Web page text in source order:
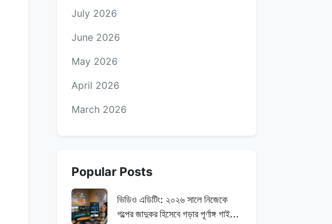
July 2026
June 2026
May 2026
April 2026
March 2026
Popular Posts
ভিডিও এডিটিং: ২০২৬ সালে নিজেকে
গল্পের জাদুকর হিসেবে গড়ার পূর্ণাঙ্গ গাই...